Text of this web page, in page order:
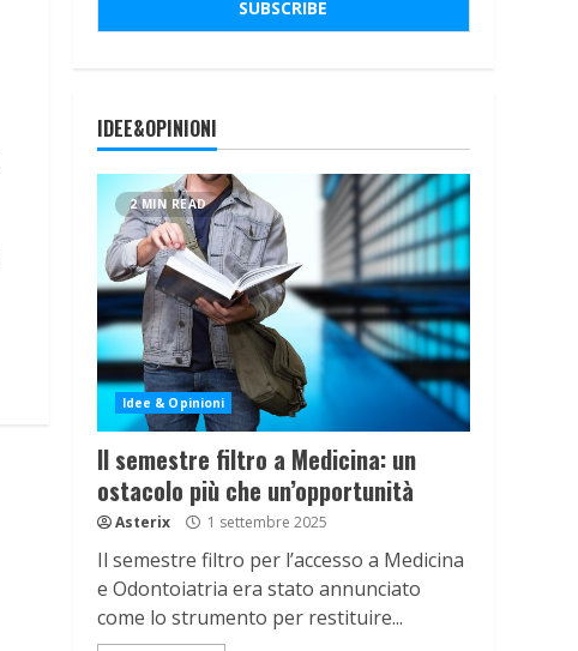
IDEE&OPINIONI
2 MIN READ
Idee & Opinioni
Il semestre filtro a Medicina: un
ostacolo più che un’opportunità
Asterix 1 settembre 2025
Il semestre filtro per l’accesso a Medicina
e Odontoiatria era stato annunciato
come lo strumento per restituire...